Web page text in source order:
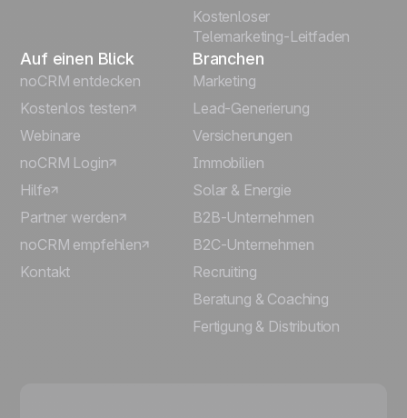
Kostenloser
Telemarketing-Leitfaden
Auf einen Blick
noCRM entdecken
Kostenlos testen
Webinare
noCRM Login
Hilfe
Partner werden
noCRM empfehlen
Kontakt
Branchen
Marketing
Lead-Generierung
Versicherungen
Immobilien
Solar & Energie
B2B-Unternehmen
B2C-Unternehmen
Recruiting
Beratung & Coaching
Fertigung & Distribution